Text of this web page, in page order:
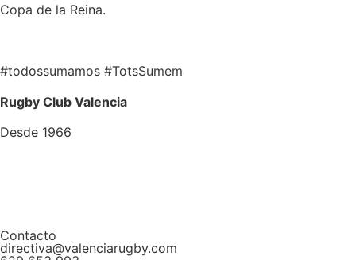
Copa de la Reina.
#todossumamos #TotsSumem
Rugby Club Valencia
Desde 1966
Contacto
directiva@valenciarugby.com